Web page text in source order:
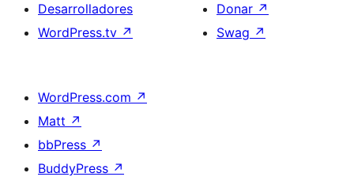
Desarrolladores
WordPress.tv ↗
Donar ↗
Swag ↗
WordPress.com ↗
Matt ↗
bbPress ↗
BuddyPress ↗